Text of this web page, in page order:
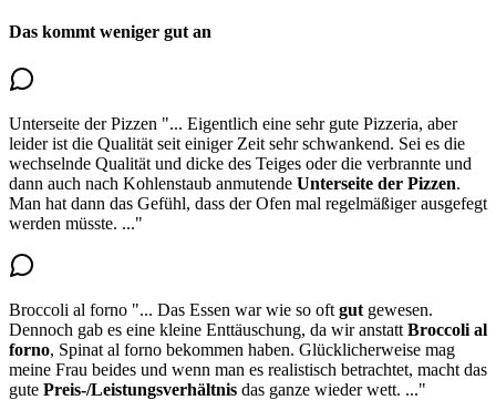
Das kommt weniger gut an
Unterseite der Pizzen "... Eigentlich eine sehr gute Pizzeria, aber
leider ist die Qualität seit einiger Zeit sehr schwankend. Sei es die
wechselnde Qualität und dicke des Teiges oder die verbrannte und
dann auch nach Kohlenstaub anmutende Unterseite der Pizzen.
Man hat dann das Gefühl, dass der Ofen mal regelmäßiger ausgefegt
werden müsste. ..."
Broccoli al forno "... Das Essen war wie so oft gut gewesen.
Dennoch gab es eine kleine Enttäuschung, da wir anstatt Broccoli al
forno, Spinat al forno bekommen haben. Glücklicherweise mag
meine Frau beides und wenn man es realistisch betrachtet, macht das
gute Preis-/Leistungsverhältnis das ganze wieder wett. ..."